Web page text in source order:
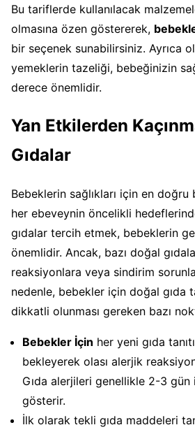
Bu tariflerde kullanılacak
olmasına özen göstererek,
bir seçenek sunabilirsiniz. Ayrıca
yemeklerin tazeliği, bebeğinizin
derece önemlidir.
Yan Etkilerden
Gıdalar
Bebeklerin sağlıkları için en
her ebeveynin öncelikli
gıdalar tercih etmek, bebeklerin
önemlidir. Ancak, bazı doğal
reaksiyonlara veya sindirim
nedenle, bebekler için doğal gıda
dikkatli olunması gereken bazı
Bebekler İçin her yeni gıda
bekleyerek olası alerjik
Gıda alerjileri genellikle 2-3
gösterir.
İlk olarak tekli gıda maddeleri